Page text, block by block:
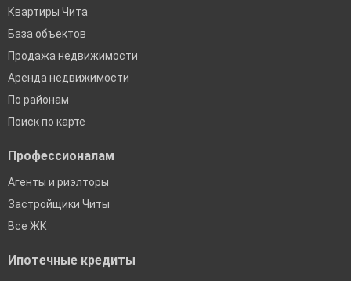
Квартиры Чита
База объектов
Продажа недвижимости
Аренда недвижимости
По районам
Поиск по карте
Профессионалам
Агенты и риэлторы
Застройщики Читы
Все ЖК
Ипотечные кредиты